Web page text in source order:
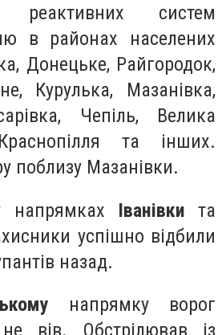
реактивних систем
в районах населених
Донецьке, Райгородок,
Курулька, Мазанівка,
Чепіль, Велика
та інших.
поблизу Мазанівки.
напрямках Іванівки та
успішно відбили
назад.
напрямку ворог
вів. Обстрілював із